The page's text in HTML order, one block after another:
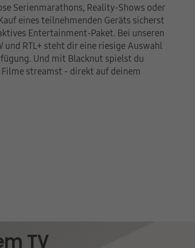
Serienmarathons, Reality-Shows oder
eines teilnehmenden Geräts sicherst
Entertainment-Paket. Bei unseren
RTL+ steht dir eine riesige Auswahl
Und mit Blacknut spielst du
streamst - direkt auf deinem
TV